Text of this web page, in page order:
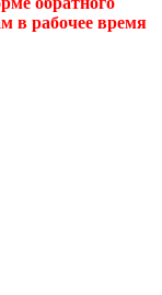
в рабочее время